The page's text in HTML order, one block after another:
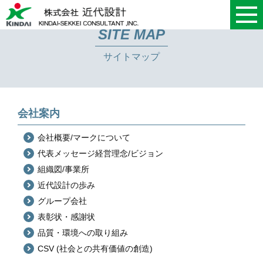
サイトマップ
SITE MAP
会社案内
会社概要/マークについて
代表メッセージ経営理念/ビジョン
組織図/事業所
近代設計の歩み
グループ会社
表彰状・感謝状
品質・環境への取り組み
CSV (社会との共有価値の創造)